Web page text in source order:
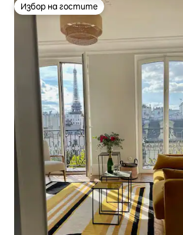
Избор на гостите
Избор на гостите